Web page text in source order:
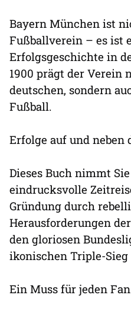
Bayern München ist
Fußballverein – es ist
Erfolgsgeschichte in
1900 prägt der Verein
deutschen, sondern
Fußball.
Erfolge auf und neben
Dieses Buch nimmt
eindrucksvolle
Gründung durch
Herausforderungen
den gloriosen
ikonischen Triple-Sieg
Ein Muss für jeden Fan